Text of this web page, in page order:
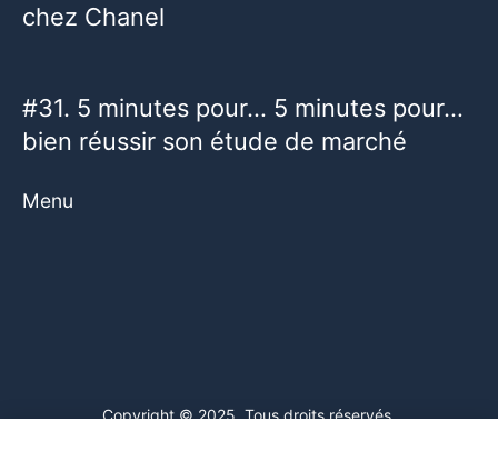
chez Chanel
#31. 5 minutes pour… 5 minutes pour…
bien réussir son étude de marché
Menu
Copyright © 2025. Tous droits réservés.